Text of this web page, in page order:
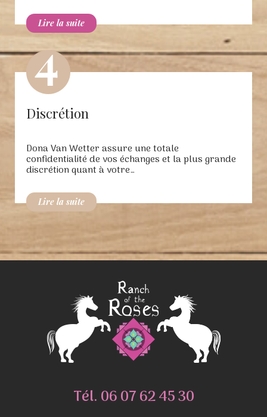
Discrétion
Dona Van Wetter assure une totale
confidentialité de vos échanges et la plus grande
discrétion quant à votre…
Tél. 06 07 62 45 30